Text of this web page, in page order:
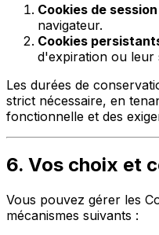
Cookies de session
navigateur.
Cookies
d'expiration ou leur
Les durées de
strict nécessaire, en
fonctionnelle et des
6. Vos choix et
Vous pouvez gérer les
mécanismes suivants :